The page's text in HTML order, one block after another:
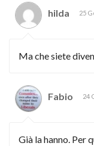
hilda 25
Ma che siete
Fabio 24
Già la hanno. Per